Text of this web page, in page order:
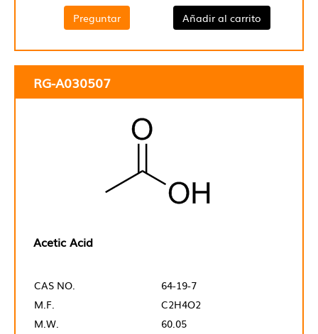
Preguntar
Añadir al carrito
RG-A030507
Acetic Acid
CAS NO.
64-19-7
M.F.
C2H4O2
M.W.
60.05